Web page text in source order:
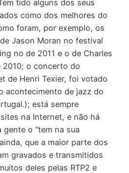
tido alguns dos seus
como dos melhores do
foram, por exemplo, os
Jason Moran no festival
no de 2011 e o de Charles
o concerto do
de Henri Texier, foi votado
acontecimento de jazz do
está sempre
na Internet, e não há
o “tem na sua
que a maior parte dos
gravados e transmitidos
deles pelas RTP2 e